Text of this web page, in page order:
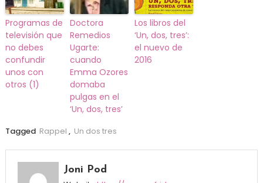
Programas de
televisión que
no debes
confundir
unos con
otros (1)
Doctora
Remedios
Ugarte:
cuando
Emma Ozores
domaba
pulgas en el
‘Un, dos, tres’
Los libros del
‘Un, dos, tres’:
el nuevo de
2016
Tagged Rappel , Un dos tres
Joni Pod